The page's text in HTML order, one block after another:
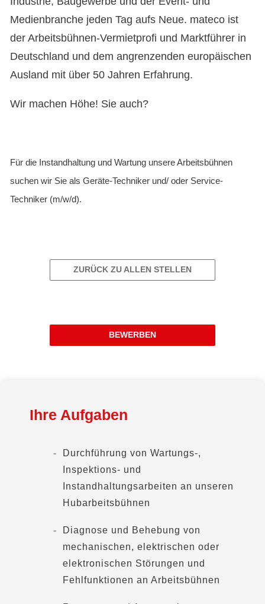
Medienbranche jeden Tag aufs Neue. mateco ist
der Arbeitsbühnen-Vermietprofi und Marktführer in
Deutschland und dem angrenzenden europäischen
Ausland mit über 50 Jahren Erfahrung.
Wir machen Höhe! Sie auch?
Für die Instandhaltung und Wartung unsere Arbeitsbühnen
suchen wir Sie als Geräte-Techniker und/ oder Service-
Techniker (m/w/d).
ZURÜCK ZU ALLEN STELLEN
BEWERBEN
Ihre Aufgaben
Durchführung von Wartungs-,
Inspektions- und
Instandhaltungsarbeiten an unseren
Hubarbeitsbühnen
Diagnose und Behebung von
mechanischen, elektrischen oder
elektronischen Störungen und
Fehlfunktionen an Arbeitsbühnen